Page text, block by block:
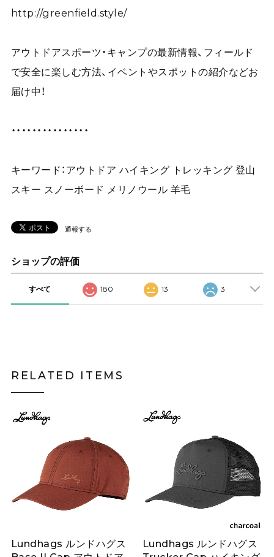
http://greenfield.style/
アウトドアスポーツ・キャンプの最新情報、フィールド
で安全に楽しむ方法、イベントやスポットの紹介などお
届け中！
・・・・・・・・・・・・・・・
キーワード：アウトドア ハイキング トレッキング 登山
スキー スノーボード メリノウール 羊毛
通報する
ショップの評価
すべて 180 13 3
RELATED ITEMS
Lundhags ルンドハグス
Lundhags ルンドハグス